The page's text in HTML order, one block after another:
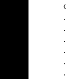
.
.
.
.
.
.